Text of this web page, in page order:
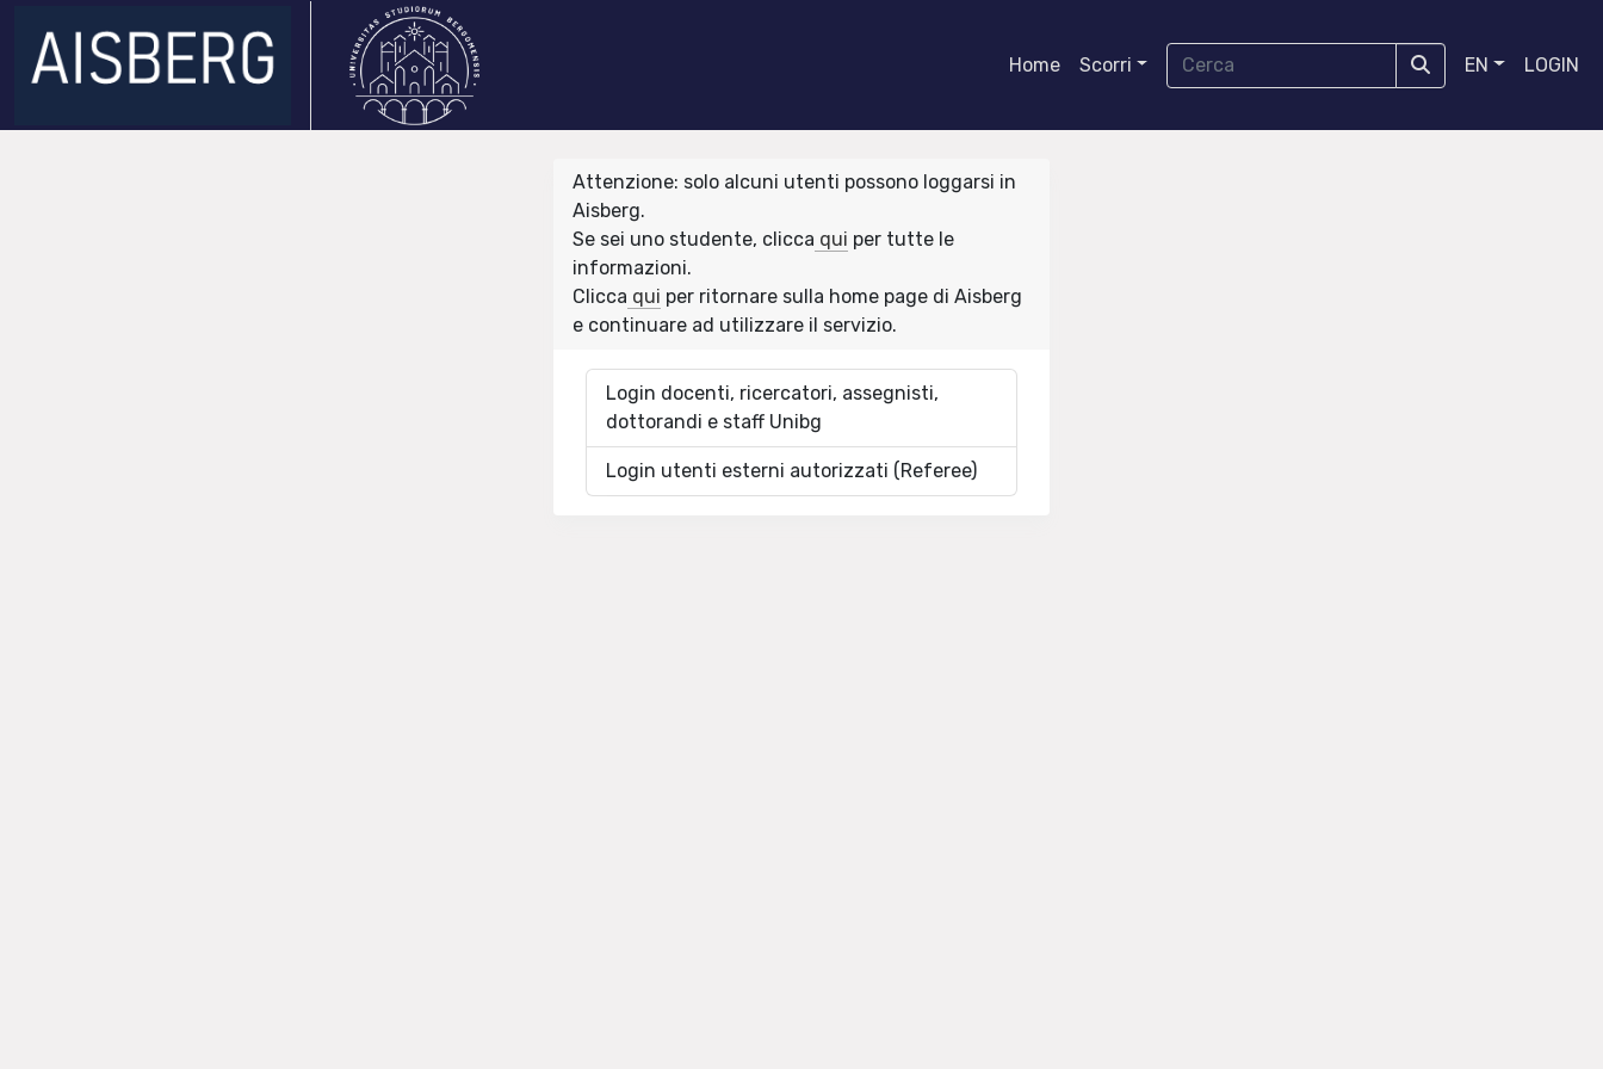
Home Scorri EN LOGIN
Attenzione: solo alcuni utenti possono loggarsi in
Aisberg.
Se sei uno studente, clicca qui per tutte le
informazioni.
Clicca qui per ritornare sulla home page di Aisberg
e continuare ad utilizzare il servizio.
Login docenti, ricercatori, assegnisti,
dottorandi e staff Unibg
Login utenti esterni autorizzati (Referee)